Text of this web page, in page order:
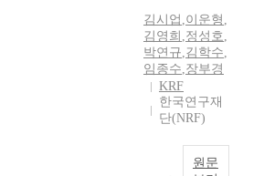
김시업 ,이운형 ,
김영희 ,정성호,
박연규,김학수,
임종수,장부경
KRF
한국연구재
단(NRF)
원문